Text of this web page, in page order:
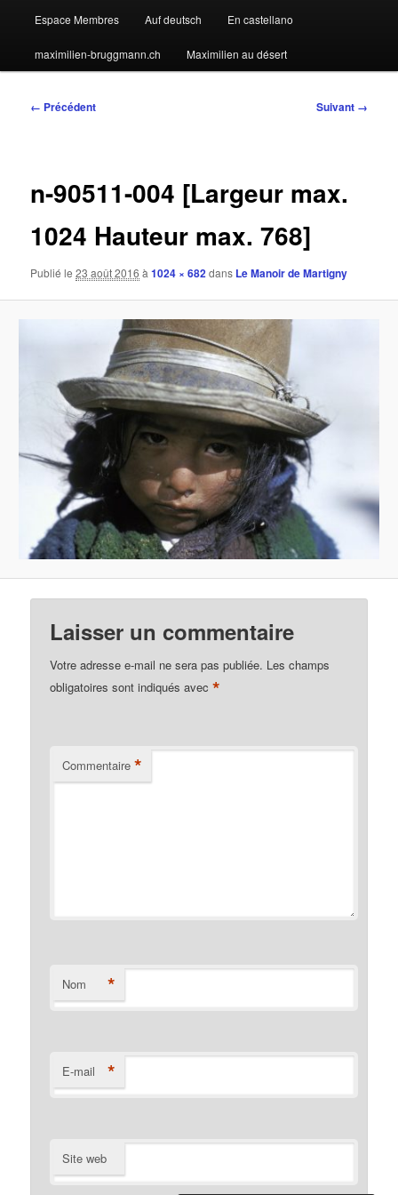
Espace Membres Auf deutsch En castellano
maximilien-bruggmann.ch Maximilien au désert
Navigation
← Précédent Suivant →
n-90511-004 [Largeur max.
1024 Hauteur max. 768]
Publié le23 août 2016 à1024 × 682dans Le Manoir de Martigny
Laisser un commentaire
Votre adresse e-mail ne sera pas publiée. Les champs
obligatoires sont indiqués avec*
Commentaire *
Nom *
E-mail *
Site web